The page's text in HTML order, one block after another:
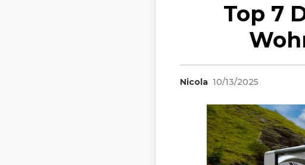
Blog
Top 7
Nicola 10/13/2025